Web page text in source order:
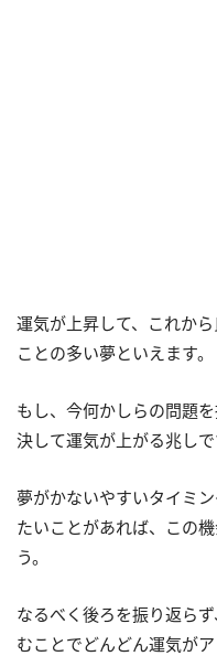
運気が上昇して、これか
ことの多い夢といえます。
もし、今何かしらの問題
決して運気が上がる兆しで
夢がかないやすいタイミ
たいことがあれば、この
う。
なるべく後ろを振り返ら
むことでどんどん運気がア